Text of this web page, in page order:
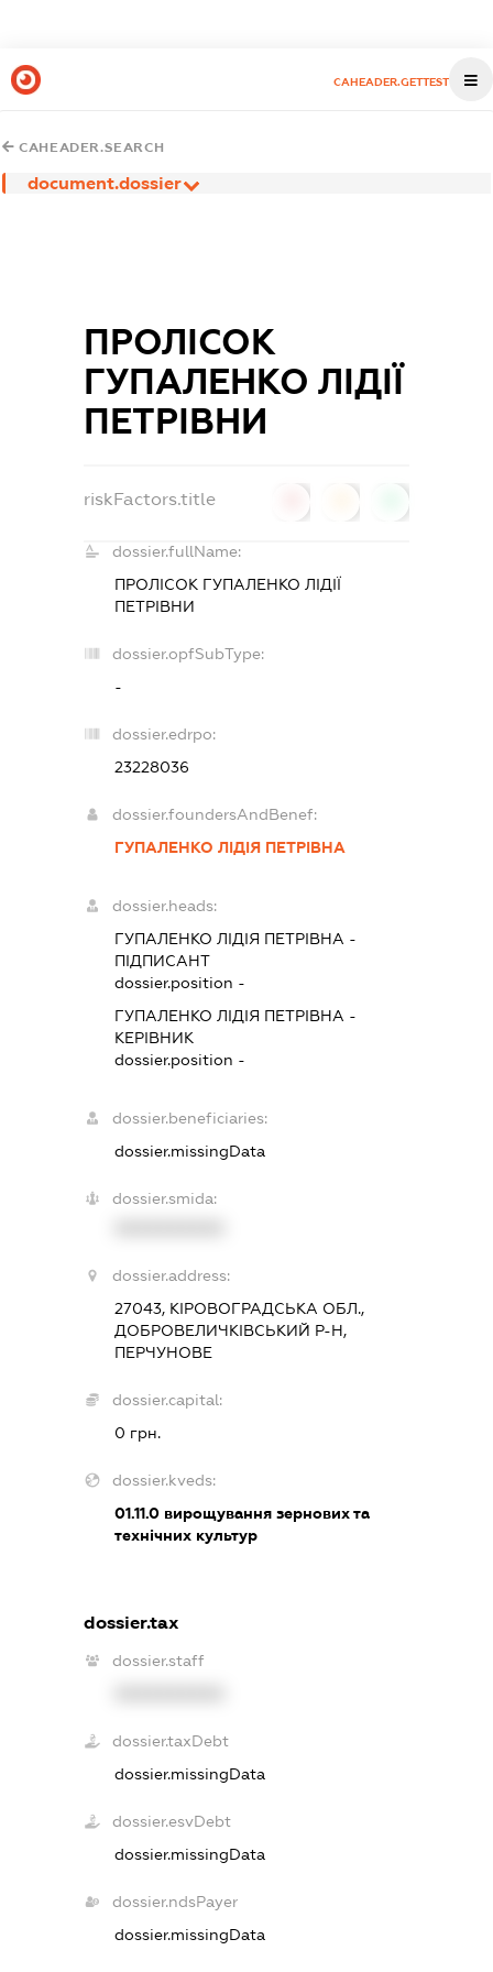
CAHEADER.GETTEST
CAHEADER.SEARCH
document.dossier
ПРОЛІСОК
ГУПАЛЕНКО ЛІДІЇ
ПЕТРІВНИ
riskFactors.title
dossier.fullName:
ПРОЛІСОК ГУПАЛЕНКО ЛІДІЇ
ПЕТРІВНИ
dossier.opfSubType:
-
dossier.edrpo:
23228036
dossier.foundersAndBenef:
ГУПАЛЕНКО ЛІДІЯ ПЕТРІВНА
dossier.heads:
ГУПАЛЕНКО ЛІДІЯ ПЕТРІВНА -
ПІДПИСАНТ
dossier.position -
ГУПАЛЕНКО ЛІДІЯ ПЕТРІВНА -
КЕРІВНИК
dossier.position -
dossier.beneficiaries:
dossier.missingData
dossier.smida:
dossier.address:
27043, КІРОВОГРАДСЬКА ОБЛ.,
ДОБРОВЕЛИЧКІВСЬКИЙ Р-Н,
ПЕРЧУНОВЕ
dossier.capital:
0 грн.
dossier.kveds:
01.11.0вирощування зернових та
технічних культур
dossier.tax
dossier.staff
dossier.taxDebt
dossier.missingData
dossier.esvDebt
dossier.missingData
dossier.ndsPayer
dossier.missingData